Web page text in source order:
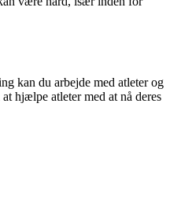
kan du arbejde med atleter og
hjælpe atleter med at nå deres